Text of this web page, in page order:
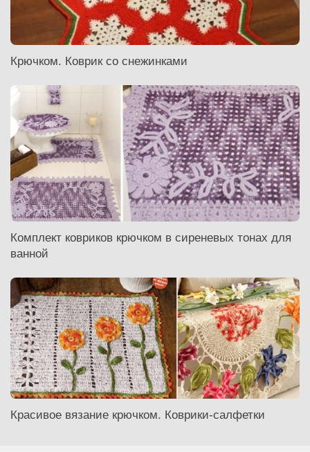
Крючком. Коврик со снежинками
Комплект ковриков крючком в сиреневых тонах для
ванной
Красивое вязание крючком. Коврики-салфетки